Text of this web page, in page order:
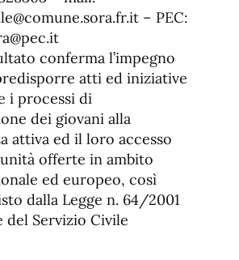
– PEC:
conferma l’impegno
atti ed iniziative
i processi di
dei giovani alla
attiva ed il loro accesso
offerte in ambito
ed europeo, così
dalla Legge n. 64/2001
del Servizio Civile